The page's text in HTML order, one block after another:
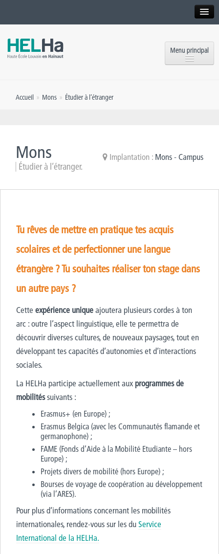
Formation continue et Recherche
Presse
Menu principal
Implantations
OEH
Accueil » Mons » Étudier à l’étranger
Mons
Étudier à l’étranger.
Implantation : Mons - Campus
Tu rêves de mettre en pratique tes acquis
scolaires et de perfectionner une langue
étrangère ? Tu souhaites réaliser ton stage dans
un autre pays ?
Cette expérience uniqueajoutera plusieurs cordes à ton
arc : outre l’aspect linguistique, elle te permettra de
découvrir diverses cultures, de nouveaux paysages, tout en
développant tes capacités d’autonomies et d’interactions
sociales.
La HELHa participe actuellement auxprogrammes de
mobilitéssuivants :
Erasmus+ (en Europe) ;
Erasmus Belgica (avec les Communautés flamande et
germanophone) ;
FAME (Fonds d’Aide à la Mobilité Etudiante – hors
Europe) ;
Projets divers de mobilité (hors Europe) ;
Bourses de voyage de coopération au développement
(via l’ARES).
Pour plus d’informations concernant les mobilités
internationales, rendez-vous sur les duService
International de la HELHa.